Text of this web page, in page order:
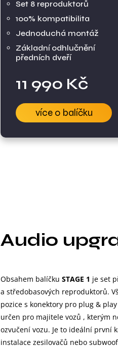
Set 8 reproduktorů
100% kompatibilita
Jednoduchá montáž
Základní odhlučnění
předních dveří
11 990 Kč
více o balíčku
Audio
Obsahem balíčku STAGE 1 je set
a středobasových reproduktorů.
pozice s konektory pro plug &
určen pro majitele vozů , kterým
ozvučení vozu. Je to ideální první
instalace zesilovačů nebo